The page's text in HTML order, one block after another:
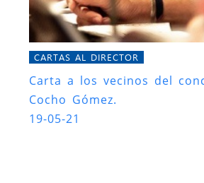
CARTAS AL DIRECTOR
Carta a los vecinos del
Cocho Gómez.
19-05-21